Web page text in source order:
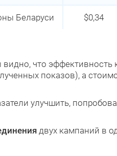
Беларуси $0,34
видно, что эффективность
показов), а
улучшить,
двух кампаний в